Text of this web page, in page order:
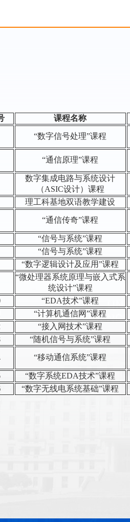
课程名称
“数字信号处理”课程
“通信原理”课程
数字集成电路与系统设计
（ASIC设计）课程
理工科基地双语教学建设
“通信传奇”课程
“信号与系统”课程
“信号与系统”课程
“数字逻辑设计及应用”课程
“微处理器系统原理与嵌入式系
统设计”课程
“EDA技术”课程
“计算机通信网”课程
“接入网技术”课程
“随机信号与系统”课程
“移动通信系统”课程
“数字系统EDA技术”课程
“数字无线电系统基础”课程